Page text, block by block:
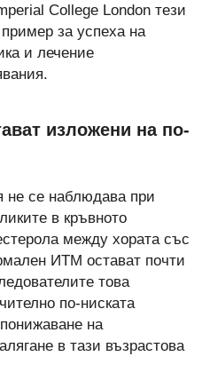
College London тези
за успеха на
и лечение
изложени на по-
не се наблюдава при
в кръвното
между хората със
ИТМ остават почти
това
по-ниската
на
в тази възрастова